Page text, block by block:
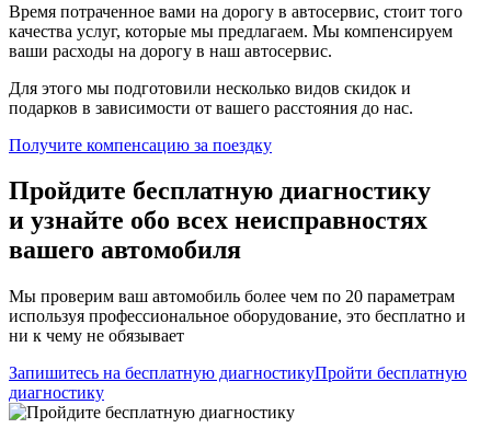
Время потраченное вами на дорогу в автосервис, стоит того
качества услуг, которые мы предлагаем. Мы компенсируем
ваши расходы на дорогу в наш автосервис.
Для этого мы подготовили несколько видов скидок и
подарков в зависимости от вашего расстояния до нас.
Получите компенсацию за поездку
Пройдите бесплатную диагностику
и узнайте обо всех неисправностях
вашего автомобиля
Мы проверим ваш автомобиль более чем по 20 параметрам
используя профессиональное оборудование, это бесплатно и
ни к чему не обязывает
Запишитесь на бесплатную диагностикуПройти бесплатную
диагностику